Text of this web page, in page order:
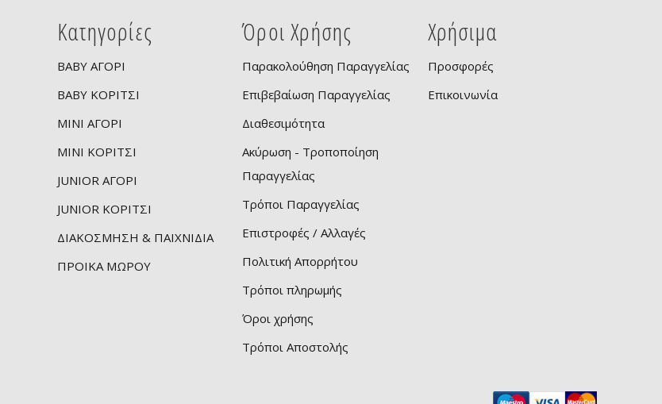
Κατηγορίες
BABY ΑΓΟΡΙ
BABY ΚΟΡΙΤΣΙ
MINI ΑΓΟΡΙ
MINI ΚΟΡΙΤΣΙ
JUNIOR ΑΓΟΡΙ
JUNIOR ΚΟΡΙΤΣΙ
ΔΙΑΚΟΣΜΗΣΗ & ΠΑΙΧΝΙΔΙΑ
ΠΡΟΙΚΑ ΜΩΡΟΥ
Όροι Χρήσης
Παρακολούθηση Παραγγελίας
Επιβεβαίωση Παραγγελίας
Διαθεσιμότητα
Ακύρωση - Τροποποίηση
Παραγγελίας
Τρόποι Παραγγελίας
Επιστροφές / Αλλαγές
Πολιτική Απορρήτου
Τρόποι πληρωμής
Όροι χρήσης
Τρόποι Αποστολής
Χρήσιμα
Προσφορές
Επικοινωνία